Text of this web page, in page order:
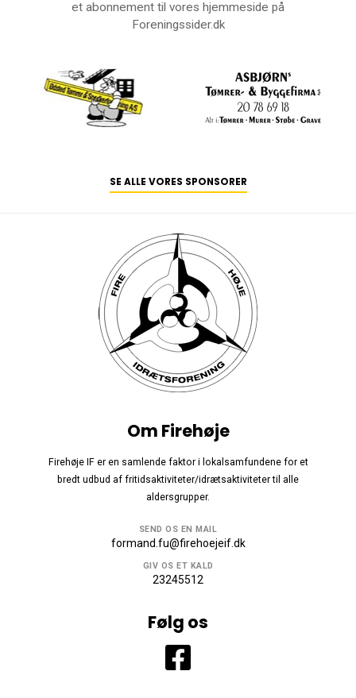
et abonnement til vores hjemmeside på
Foreningssider.dk
SE ALLE VORES SPONSORER
Om Firehøje
Firehøje IF er en samlende faktor i lokalsamfundene for et
bredt udbud af fritidsaktiviteter/idrætsaktiviteter til alle
aldersgrupper.
SEND OS EN MAIL
formand.fu@firehoejeif.dk
GIV OS ET KALD
23245512
Følg os